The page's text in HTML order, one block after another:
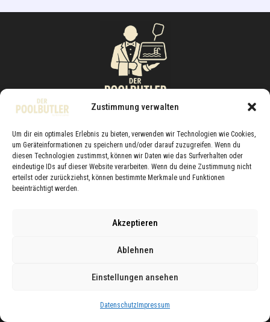
Zustimmung verwalten
Um dir ein optimales Erlebnis zu bieten, verwenden wir Technologien wie Cookies,
um Geräteinformationen zu speichern und/oder darauf zuzugreifen. Wenn du
diesen Technologien zustimmst, können wir Daten wie das Surfverhalten oder
eindeutige IDs auf dieser Website verarbeiten. Wenn du deine Zustimmung nicht
erteilst oder zurückziehst, können bestimmte Merkmale und Funktionen
beeinträchtigt werden.
Akzeptieren
Ablehnen
Einstellungen ansehen
Datenschutz Impressum
Der Poolbutler
Bernd Laimer
Hutterstrasse 4
Impressum
copyright by Max Friedmann